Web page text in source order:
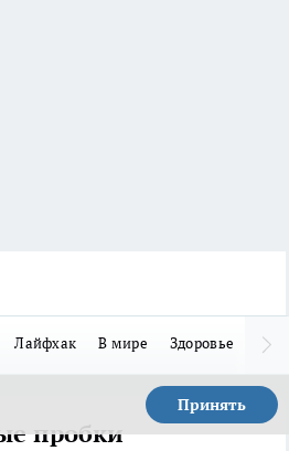
Лайфхак В мире Здоровье
Принять
пробки